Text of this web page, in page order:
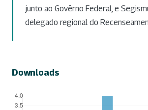
junto ao Govêrno Federal, e
delegado regional do
Downloads